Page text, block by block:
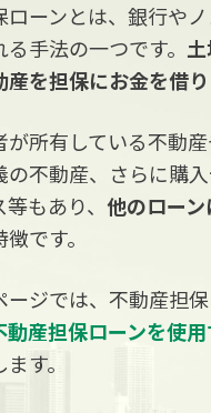
ローンとは、銀行や
手法の一つです。
産を担保にお金を借
が所有している不動
の不動産、さらに購
もあり、 他のロー
です。
ージでは、不動産担
動産担保ローンを使
す。